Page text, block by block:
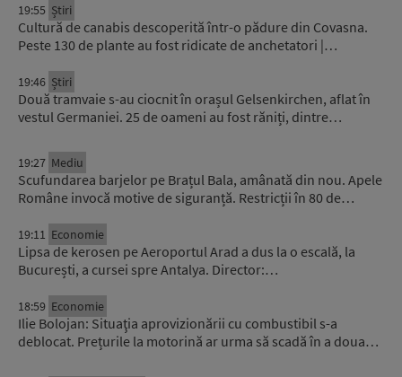
19:55 Știri
Cultură de canabis descoperită într-o pădure din Covasna.
Peste 130 de plante au fost ridicate de anchetatori |…
19:46 Știri
Două tramvaie s-au ciocnit în orașul Gelsenkirchen, aflat în
vestul Germaniei. 25 de oameni au fost răniți, dintre…
19:27 Mediu
Scufundarea barjelor pe Brațul Bala, amânată din nou. Apele
Române invocă motive de siguranță. Restricții în 80 de…
19:11 Economie
Lipsa de kerosen pe Aeroportul Arad a dus la o escală, la
București, a cursei spre Antalya. Director:…
18:59 Economie
Ilie Bolojan: Situaţia aprovizionării cu combustibil s-a
deblocat. Prețurile la motorină ar urma să scadă în a doua…